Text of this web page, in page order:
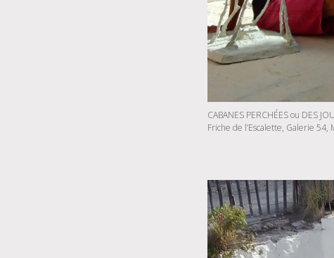
CABANES PERCHÉES ou DES
Friche de l’Escalette, Galerie 54,